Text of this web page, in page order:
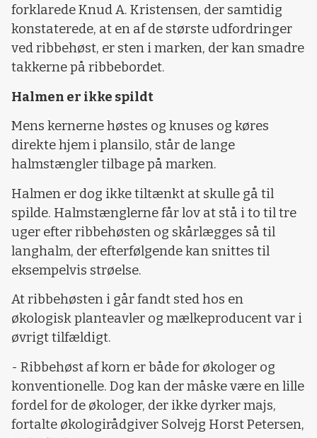
forklarede Knud A. Kristensen, der samtidig
konstaterede, at en af de største udfordringer
ved ribbehøst, er sten i marken, der kan smadre
takkerne på ribbebordet.
Halmen er ikke spildt
Mens kernerne høstes og knuses og køres
direkte hjem i plansilo, står de lange
halmstængler tilbage på marken.
Halmen er dog ikke tiltænkt at skulle gå til
spilde. Halmstænglerne får lov at stå i to til tre
uger efter ribbehøsten og skårlægges så til
langhalm, der efterfølgende kan snittes til
eksempelvis strøelse.
At ribbehøsten i går fandt sted hos en
økologisk planteavler og mælkeproducent var i
øvrigt tilfældigt.
- Ribbehøst af korn er både for økologer og
konventionelle. Dog kan der måske være en lille
fordel for de økologer, der ikke dyrker majs,
fortalte økologirådgiver Solvejg Horst Petersen,